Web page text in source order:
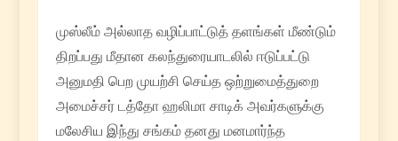
முஸ்லீம் அல்லாத வழிப்பாட்டுத் தளங்கள் மீண்டும்
திறப்பது மீதான கலந்துரையாடலில் ஈடுப்பட்டு
அனுமதி பெற முயற்சி செய்த ஒற்றுமைத்துறை
அமைச்சர் டத்தோ ஹலிமா சாடிக் அவர்களுக்கு
மலேசிய இந்து சங்கம் தனது மனமார்ந்த